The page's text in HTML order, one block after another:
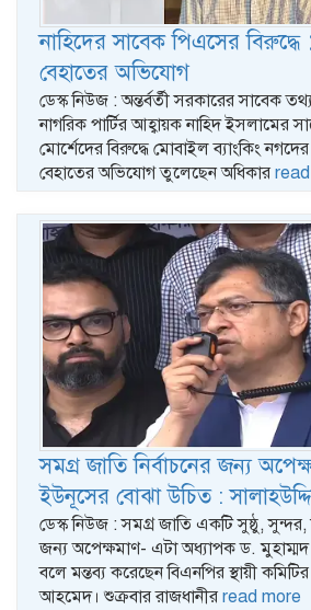
নাহিদের সাবেক পিএসের
বেহাতের অভিযোগ
ডেস্ক নিউজ : অন্তর্বর্তী সরকারের সাবেক
নাগরিক পার্টির আহ্বায়ক নাহিদ
মোর্শেদের বিরুদ্ধে মোবাইল ব্যাংকিং
বেহাতের অভিযোগ তুলেছেন অধিকার
সমগ্র জাতি নির্বাচনের জন্য
ইউনূসের বোঝা উচিত :
ডেস্ক নিউজ : সমগ্র জাতি একটি সুষ্ঠু, সুন্দর,
জন্য অপেক্ষমাণ- এটা অধ্যাপক ড.
বলে মন্তব্য করেছেন বিএনপির স্থায়ী
আহমেদ। শুক্রবার রাজধানীর read more